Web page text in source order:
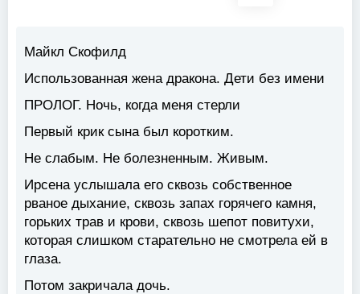
Майкл Скофилд
Использованная жена дракона. Дети без имени
ПРОЛОГ. Ночь, когда меня стерли
Первый крик сына был коротким.
Не слабым. Не болезненным. Живым.
Ирсена услышала его сквозь собственное
рваное дыхание, сквозь запах горячего камня,
горьких трав и крови, сквозь шепот повитухи,
которая слишком старательно не смотрела ей в
глаза.
Потом закричала дочь.